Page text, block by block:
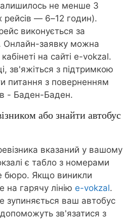
не менше 3
— 6–12 годин).
виконується за
Онлайн-заявку можна
на сайті e-vokzal.
зв'яжіться з підтримкою
з поверненням
- Баден-Баден.
або знайти автобус
вказаний у вашому
є табло з номерами
бюро. Якщо виникли
гарячу лінію e-vokzal.
зупиняється ваш автобус
зв'язатися з